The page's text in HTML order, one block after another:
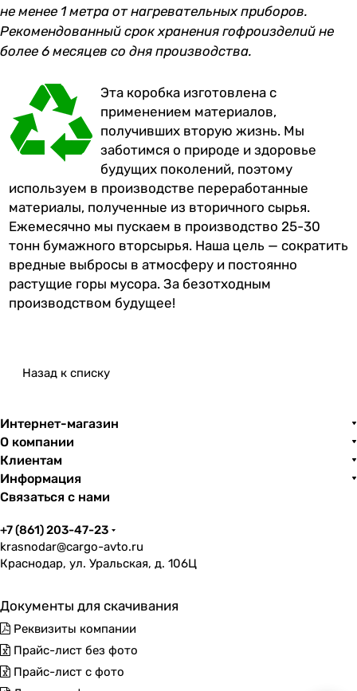
не менее 1 метра от нагревательных приборов.
Рекомендованный срок хранения гофроизделий не
более 6 месяцев со дня производства.
Эта коробка изготовлена с
применением материалов,
получивших вторую жизнь. Мы
заботимся о природе и здоровье
будущих поколений, поэтому
используем в производстве переработанные
материалы, полученные из вторичного сырья.
Ежемесячно мы пускаем в производство 25-30
тонн бумажного вторсырья. Наша цель — сократить
вредные выбросы в атмосферу и постоянно
растущие горы мусора. За безотходным
производством будущее!
Назад к списку
Интернет-магазин
О компании
Клиентам
Информация
Связаться с нами
+7 (861) 203-47-23
krasnodar@cargo-avto.ru
Краснодар, ул. Уральская, д. 106Ц
Документы для скачивания
Реквизиты компании
Прайс-лист без фото
Прайс-лист с фото